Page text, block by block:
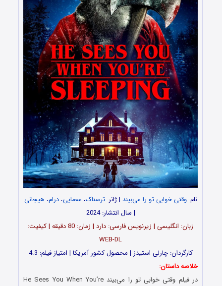
نام:وقتی خوابی تو را می‌بیند | ژانر:ترسناک، معمایی،درام، هیجانی
| سال انتشار: 2024
زبان: انگلیسی | زیرنویس فارسی: دارد | زمان: 80 دقیقه | کیفیت:
WEB-DL
کارگردان: چارلی استیدز | محصول کشور آمریکا | امتیاز فیلم: 4.3
خلاصه داستان:
در فیلم وقتی خوابی تو را می‌بیند He Sees You When You’re